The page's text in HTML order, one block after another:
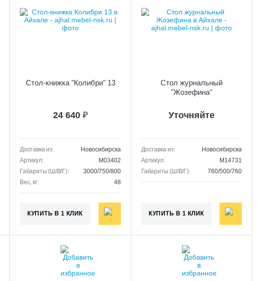
Стол-книжка "Колибри" 13
24 640 ₽
Доставка из:
Новосибирска
Артикул:
M03402
Габариты (Ш/В/Г):
3000/750/800
Вес, кг:
48
КУПИТЬ В 1 КЛИК
Стол журнальный
"Жозефина"
Уточняйте
Доставка из:
Новосибирска
Артикул:
M14731
Габариты (Ш/В/Г):
760/500/760
КУПИТЬ В 1 КЛИК